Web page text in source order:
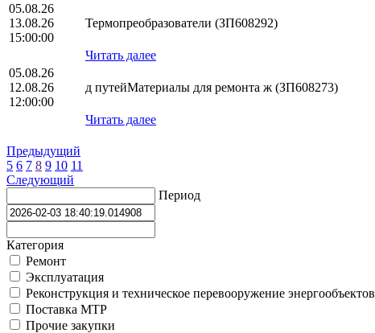
05.08.26
13.08.26
15:00:00
Термопреобразователи (ЗП608292)
Читать далее
05.08.26
12.08.26
12:00:00
д путейМатериалы для ремонта ж (ЗП608273)
Читать далее
Предыдущий
5 6 7 8 9 10 11
Следующий
Период
Категория
Ремонт
Эксплуатация
Реконструкция и техническое перевооружение энергообъектов
Поставка МТР
Прочие закупки